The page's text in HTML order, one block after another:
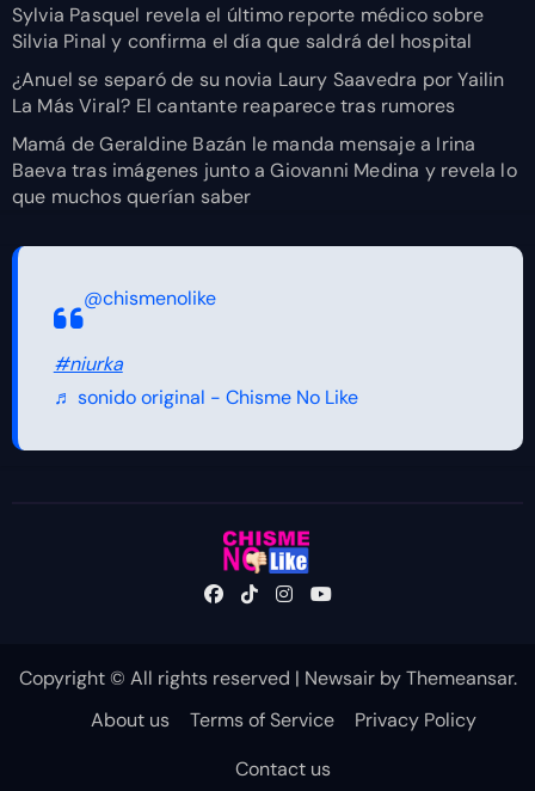
Sylvia Pasquel revela el último reporte médico sobre
Silvia Pinal y confirma el día que saldrá del hospital
¿Anuel se separó de su novia Laury Saavedra por Yailin
La Más Viral? El cantante reaparece tras rumores
Mamá de Geraldine Bazán le manda mensaje a Irina
Baeva tras imágenes junto a Giovanni Medina y revela lo
que muchos querían saber
@chismenolike
#niurka
♬ sonido original - Chisme No Like
Copyright © All rights reserved | NewsairbyThemeansar.
About us
Terms of Service
Privacy Policy
Contact us